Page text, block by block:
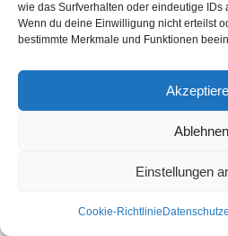
wie das Surfverhalten oder eindeutige IDs
Wenn du deine Einwilligung nicht erteilst
bestimmte Merkmale und Funktionen
Ablehnen
Einstellungen
Cookie-Richtlinie
BRACKWEDE (Öztürk) Bielefeld
hazırladığı, Kuzey Ren Vesfalya Eyaleti
© Öztürk Gazetesi